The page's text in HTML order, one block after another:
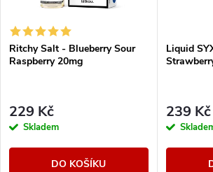
Ritchy Salt - Blueberry Sour
Raspberry 20mg
229 Kč
Skladem
DO KOŠÍKU
Liquid
239 Kč